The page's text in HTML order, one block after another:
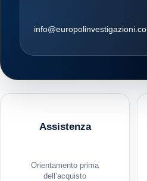
Assistenza
Orientamento prima
dell’acquisto